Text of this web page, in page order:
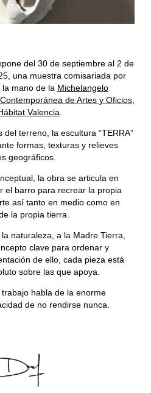
del 30 de septiembre al 2 de
una muestra comisariada por
mano de la Michelangelo
Contemporánea de Artes y Oficios,
Valencia
terreno, la escultura “TERRA”
formas, texturas y relieves
geográficos.
la obra se articula en
el barro para recrear la propia
así tanto en medio como en
la propia tierra.
naturaleza, a la Madre Tierra,
clave para ordenar y
de ello, cada pieza está
sobre las que apoya.
habla de la enorme
de no rendirse nunca.